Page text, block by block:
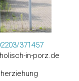
371457
in-porz.de